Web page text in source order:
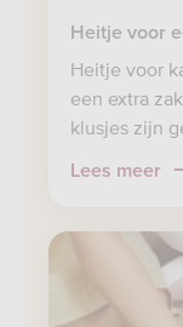
Heitje voor
Heitje voor
een extra
klusjes zijn
Lees meer